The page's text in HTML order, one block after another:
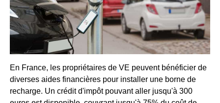
En France, les propriétaires de VE peuvent bénéficier de
diverses aides financières pour installer une borne de
recharge. Un crédit d'impôt pouvant aller jusqu'à 300